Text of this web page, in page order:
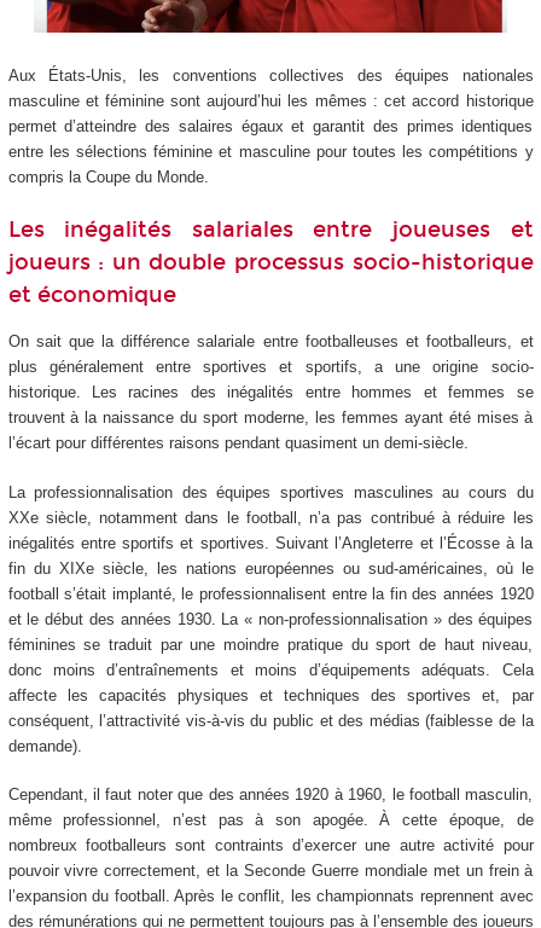
Aux États-Unis, les conventions collectives des équipes nationales
masculine et féminine sont aujourd’hui les mêmes : cet accord historique
permet d’atteindre des salaires égaux et garantit des primes identiques
entre les sélections féminine et masculine pour toutes les compétitions y
compris la Coupe du Monde.
Les inégalités salariales entre joueuses et
joueurs : un double processus socio-historique
et économique
On sait que la différence salariale entre footballeuses et footballeurs, et
plus généralement entre sportives et sportifs, a une origine socio-
historique. Les racines des inégalités entre hommes et femmes se
trouvent à la naissance du sport moderne, les femmes ayant été mises à
l’écart pour différentes raisons pendant quasiment un demi-siècle.
La professionnalisation des équipes sportives masculines au cours du
XXe siècle, notamment dans le football, n’a pas contribué à réduire les
inégalités entre sportifs et sportives. Suivant l’Angleterre et l’Écosse à la
fin du XIXe siècle, les nations européennes ou sud-américaines, où le
football s’était implanté, le professionnalisent entre la fin des années 1920
et le début des années 1930. La « non-professionnalisation » des équipes
féminines se traduit par une moindre pratique du sport de haut niveau,
donc moins d’entraînements et moins d’équipements adéquats. Cela
affecte les capacités physiques et techniques des sportives et, par
conséquent, l’attractivité vis-à-vis du public et des médias (faiblesse de la
demande).
Cependant, il faut noter que des années 1920 à 1960, le football masculin,
même professionnel, n’est pas à son apogée. À cette époque, de
nombreux footballeurs sont contraints d’exercer une autre activité pour
pouvoir vivre correctement, et la Seconde Guerre mondiale met un frein à
l’expansion du football. Après le conflit, les championnats reprennent avec
des rémunérations qui ne permettent toujours pas à l’ensemble des joueurs